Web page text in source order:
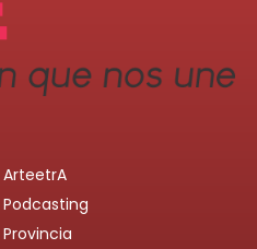
ArteetrA
Podcasting
Provincia